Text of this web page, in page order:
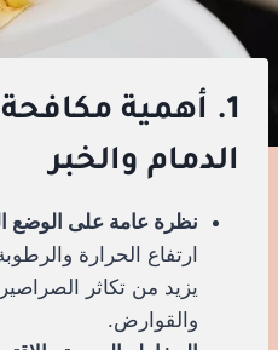
1. أهمية
الدمام والخبر
نظرة عامة على الوضع
ارتفاع الحرارة
يزيد من تكاثر
والقوارض.